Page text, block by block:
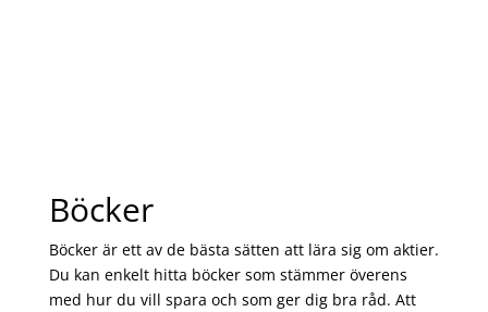
Böcker
Böcker är ett av de bästa sätten att lära sig om aktier.
Du kan enkelt hitta böcker som stämmer överens
med hur du vill spara och som ger dig bra råd. Att